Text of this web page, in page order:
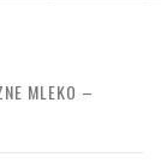
MLEKO –